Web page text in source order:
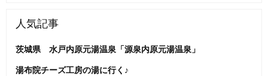
人気記事
茨城県 水戸内原元湯温泉「源泉内原元湯温泉」
湯布院チーズ工房の湯に行く♪